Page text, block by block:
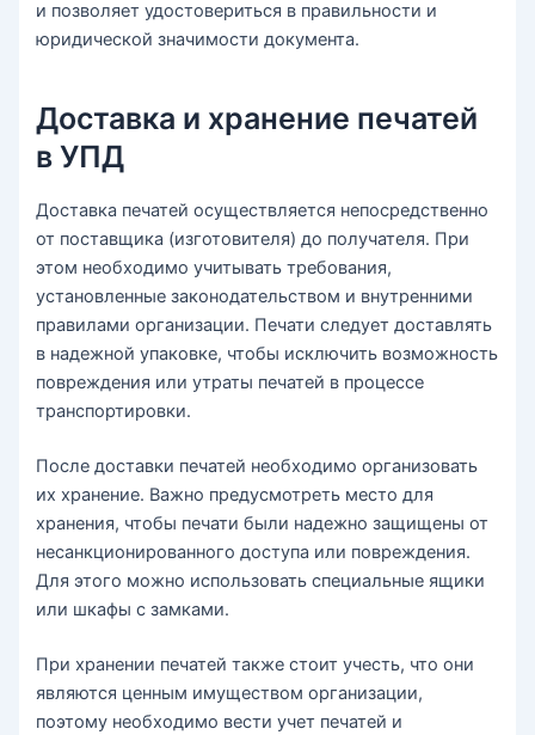
и позволяет удостовериться в правильности и
юридической значимости документа.
Доставка и хранение печатей
в УПД
Доставка печатей осуществляется непосредственно
от поставщика (изготовителя) до получателя. При
этом необходимо учитывать требования,
установленные законодательством и внутренними
правилами организации. Печати следует доставлять
в надежной упаковке, чтобы исключить возможность
повреждения или утраты печатей в процессе
транспортировки.
После доставки печатей необходимо организовать
их хранение. Важно предусмотреть место для
хранения, чтобы печати были надежно защищены от
несанкционированного доступа или повреждения.
Для этого можно использовать специальные ящики
или шкафы с замками.
При хранении печатей также стоит учесть, что они
являются ценным имуществом организации,
поэтому необходимо вести учет печатей и